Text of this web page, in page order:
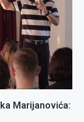
Marijanovića: